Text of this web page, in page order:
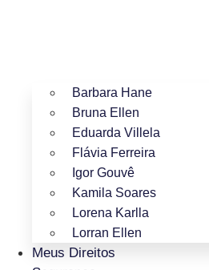
Barbara Hane
Bruna Ellen
Eduarda Villela
Flávia Ferreira
Igor Gouvê
Kamila Soares
Lorena Karlla
Lorran Ellen
Meus Direitos